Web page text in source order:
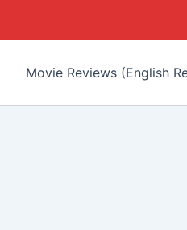
Movie Reviews (English